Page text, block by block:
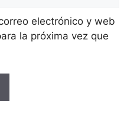
electrónico y web
la próxima vez que